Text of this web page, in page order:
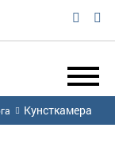
Кунсткамера